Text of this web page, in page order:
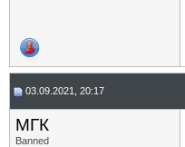
03.09.2021, 20:17
МГК
Banned